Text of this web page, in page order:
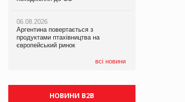
06.08.2026
Аргентина повертається з
продуктами птахівництва на
європейський ринок
всі новини
06.08.2026
Аргентина повертається з
продуктами птахівництва на
європейський ринок
06.08.2026
Аргентина повертається з
продуктами птахівництва на
європейський ринок
НОВИНИ B2B